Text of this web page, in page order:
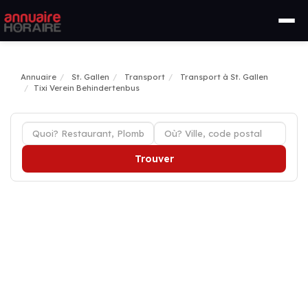
Annuaire St. Gallen Transport
Transport à St. Gallen
Tixi Verein Behindertenbus
Trouver